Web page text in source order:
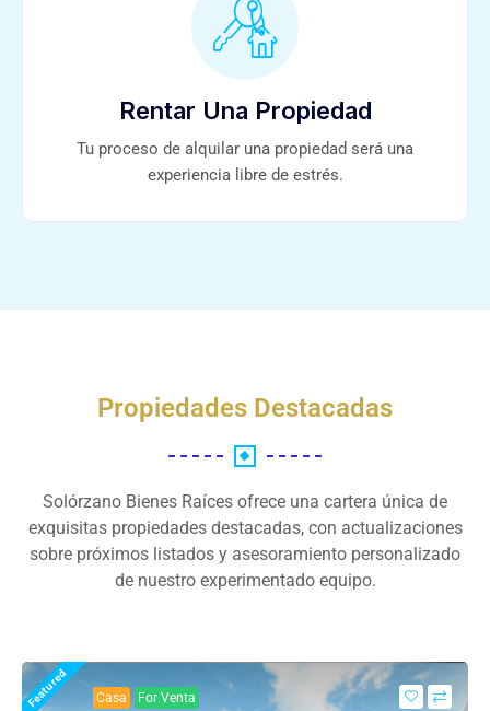
Rentar Una Propiedad
Tu proceso de alquilar una propiedad será una
experiencia libre de estrés.
Propiedades Destacadas
Solórzano Bienes Raíces ofrece una cartera única de
exquisitas propiedades destacadas, con actualizaciones
sobre próximos listados y asesoramiento personalizado
de nuestro experimentado equipo.
Featured Casa For Venta